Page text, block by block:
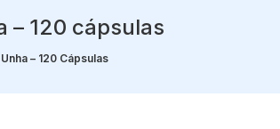
– 120 cápsulas
– 120 Cápsulas